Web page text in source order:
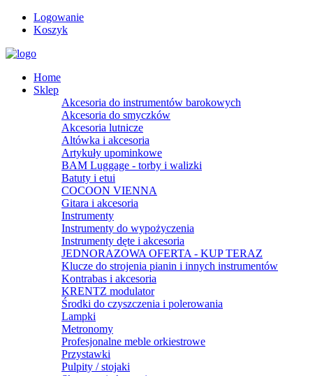
Logowanie
Koszyk
Home
Sklep
Akcesoria do instrumentów barokowych
Akcesoria do smyczków
Akcesoria lutnicze
Altówka i akcesoria
Artykuły upominkowe
BAM Luggage - torby i walizki
Batuty i etui
COCOON VIENNA
Gitara i akcesoria
Instrumenty
Instrumenty do wypożyczenia
Instrumenty dęte i akcesoria
JEDNORAZOWA OFERTA - KUP TERAZ
Klucze do strojenia pianin i innych instrumentów
Kontrabas i akcesoria
KRENTZ modulator
Środki do czyszczenia i polerowania
Lampki
Metronomy
Profesjonalne meble orkiestrowe
Przystawki
Pulpity / stojaki